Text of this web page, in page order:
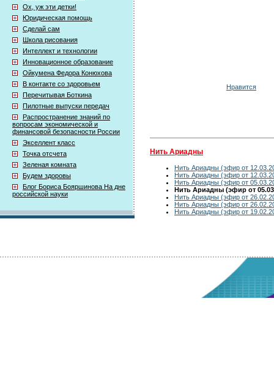
Ох, уж эти детки!
Юридическая помощь
Сделай сам
Школа рисования
Интеллект и технологии
Инновационное образование
Ойкумена Федора Конюхова
В контакте со здоровьем
Перечитывая Боткина
Пилотные выпуски передач
Распространение знаний по
вопросам экономической и
финансовой безопасности России
Экселлент класс
Точка отсчета
Зеленая комната
Будем здоровы
Блог Бориса Бояршинова На дне
российской науки
Нравится
Нить Ариадны
Нить Ариадны (эфир от
Нить Ариадны (эфир от
Нить Ариадны (эфир от
Нить Ариадны (эфир от
Нить Ариадны (эфир от
Нить Ариадны (эфир от
Нить Ариадны (эфир от